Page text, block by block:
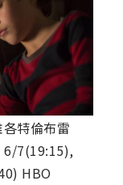
特倫布雷
6/7(19:15),
HBO